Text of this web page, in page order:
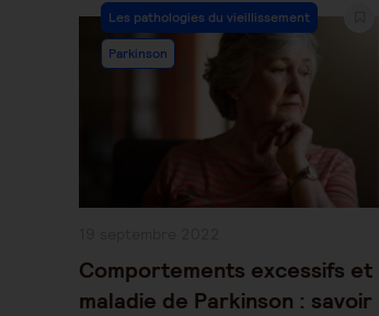
Post
Category:
Les pathologies du vieillissement
Parkinson
Comportements excessifs et
maladie de Parkinson : savoir